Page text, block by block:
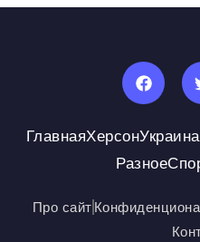
ГлавнаяХерсонУкраина
Разное
Про сайт